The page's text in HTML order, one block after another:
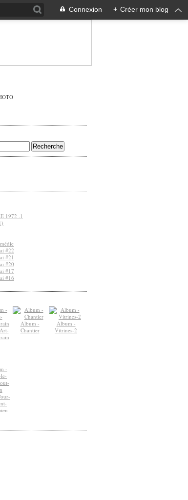
Connexion + Créer mon blog
1972 .1
#22
#21
#20
#17
#16
Album -
Chantier
Album -
Vitrines-2